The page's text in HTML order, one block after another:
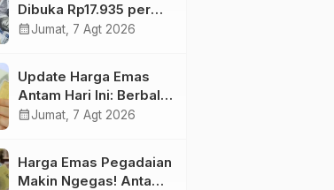
Dibuka Rp17.935 per
Dolar AS
calendar_monthJumat, 7 Agt 2026
Update Harga Emas
Antam Hari Ini: Berbalik
Arah! Anjlok Rp29.000
calendar_monthJumat, 7 Agt 2026
Harga Emas Pegadaian
Makin Ngegas! Antam